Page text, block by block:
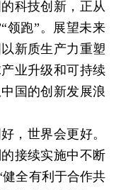
科技创新，正从
领跑”。展望未来
新质生产力重塑
业升级和可持续
国的创新发展浪
，世界会更好。
接续实施中不断
全有利于合作共